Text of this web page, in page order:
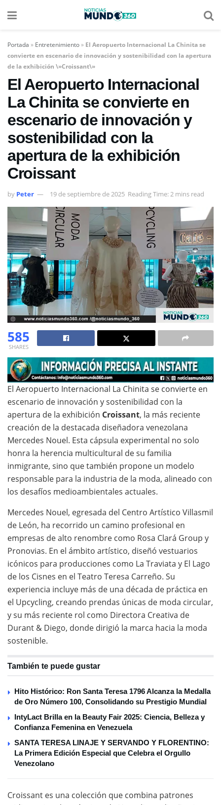
Portada » Entretenimiento» El Aeropuerto Internacional La Chinita se
convierte en escenario de innovación y sostenibilidad con la apertura
de la exhibición \»Croissant\»
El Aeropuerto Internacional
La Chinita se convierte en
escenario de innovación y
sostenibilidad con la
apertura de la exhibición
Croissant
by Peter 19 de septiembre de 2025 Reading Time: 2 mins read
585
SHARES
El Aeropuerto Internacional La Chinita se convierte en
escenario de innovación y sostenibilidad con la
apertura de la exhibición Croissant, la más reciente
creación de la destacada diseñadora venezolana
Mercedes Nouel. Esta cápsula experimental no solo
honra la herencia multicultural de su familia
inmigrante, sino que también propone un modelo
responsable para la industria de la moda, alineado con
los desafíos medioambientales actuales.
Mercedes Nouel, egresada del Centro Artístico Villasmil
de León, ha recorrido un camino profesional en
empresas de alto renombre como Rosa Clará Group y
Pronovias. En el ámbito artístico, diseñó vestuarios
icónicos para producciones como La Traviata y El Lago
de los Cisnes en el Teatro Teresa Carreño. Su
experiencia incluye más de una década de práctica en
el Upcycling, creando prendas únicas de moda circular,
y su más reciente rol como Directora Creativa de
Durant & Diego, donde dirigió la marca hacia la moda
sostenible.
También te puede gustar
Hito Histórico: Ron Santa Teresa 1796 Alcanza la Medalla
de Oro Número 100, Consolidando su Prestigio Mundial
IntyLact Brilla en la Beauty Fair 2025: Ciencia, Belleza y
Confianza Femenina en Venezuela
SANTA TERESA LINAJE Y SERVANDO Y FLORENTINO:
La Primera Edición Especial que Celebra el Orgullo
Venezolano
Croissant es una colección que combina patrones